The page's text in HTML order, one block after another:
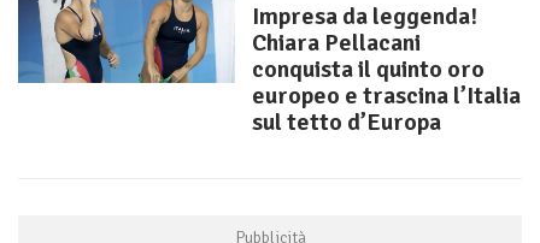
Impresa da leggenda!
Chiara Pellacani
conquista il quinto oro
europeo e trascina l’Italia
sul tetto d’Europa